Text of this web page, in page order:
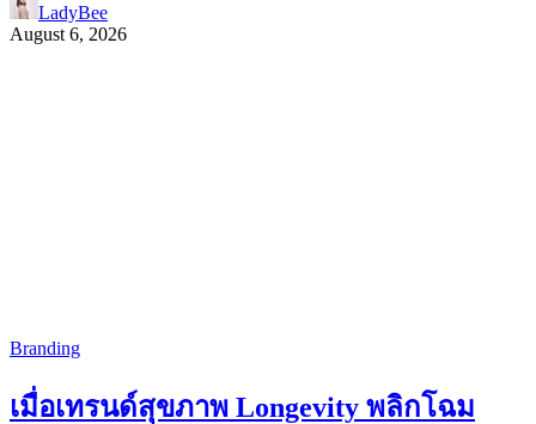
LadyBee
August 6, 2026
Branding
เมื่อเทรนด์สุขภาพ Longevity พลิกโฉม